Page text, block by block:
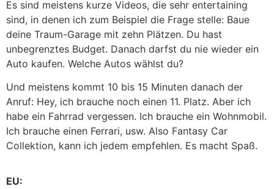
Es sind meistens kurze Videos, die sehr entertaining
sind, in denen ich zum Beispiel die Frage stelle: Baue
deine Traum-Garage mit zehn Plätzen. Du hast
unbegrenztes Budget. Danach darfst du nie wieder ein
Auto kaufen. Welche Autos wählst du?
Und meistens kommt 10 bis 15 Minuten danach der
Anruf: Hey, ich brauche noch einen 11. Platz. Aber ich
habe ein Fahrrad vergessen. Ich brauche ein Wohnmobil.
Ich brauche einen Ferrari, usw. Also Fantasy Car
Collektion, kann ich jedem empfehlen. Es macht Spaß.
EU: